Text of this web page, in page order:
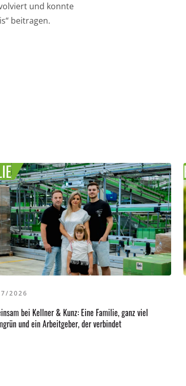
und konnte
beitragen.
2026
bei Kellner & Kunz: Eine Familie, ganz viel
und ein Arbeitgeber, der verbindet